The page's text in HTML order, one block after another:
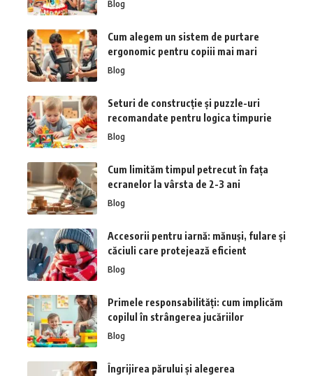
Blog
Cum alegem un sistem de purtare
ergonomic pentru copiii mai mari
Blog
Seturi de construcție și puzzle-uri
recomandate pentru logica timpurie
Blog
Cum limităm timpul petrecut în fața
ecranelor la vârsta de 2-3 ani
Blog
Accesorii pentru iarnă: mănuși, fulare și
căciuli care protejează eficient
Blog
Primele responsabilități: cum implicăm
copilul în strângerea jucăriilor
Blog
Îngrijirea părului și alegerea